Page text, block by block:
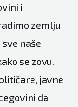
i
zemlju
naše
se zovu.
javne
da